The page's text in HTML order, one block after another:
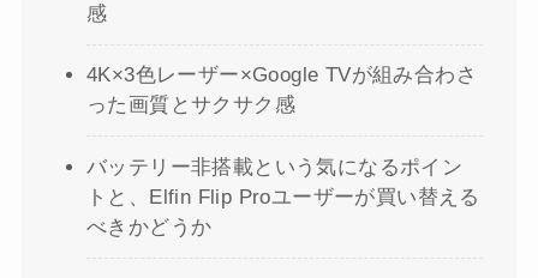
感
4K×3色レーザー×Google TVが組み合わさ
った画質とサクサク感
バッテリー非搭載という気になるポイン
トと、Elfin Flip Proユーザーが買い替える
べきかどうか